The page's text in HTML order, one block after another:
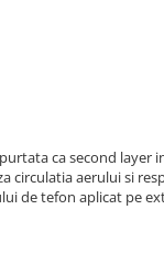
ca second layer
circulatia aerului si
de tefon aplicat pe